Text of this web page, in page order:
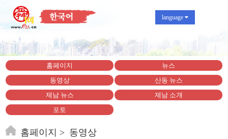
language
홈페이지
뉴스
동영상
산동 뉴스
제남 뉴스
제남 소개
포토
홈페이지 동영상